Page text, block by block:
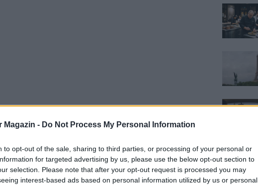
Magazin - Do Not Process My Personal Information
to opt-out of the sale, sharing to third parties, or processing of your personal or
for targeted advertising by us, please use the below opt-out section to
selection. Please note that after your opt-out request is processed you may
interest-based ads based on personal information utilized by us or personal